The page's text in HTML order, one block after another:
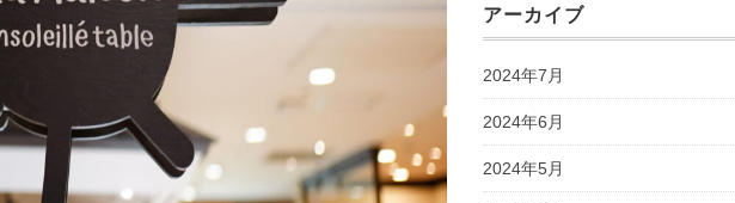
アーカイブ
2024年7月
2024年6月
2024年5月